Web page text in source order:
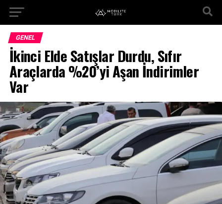
GENEL
İkinci Elde Satışlar Durdu, Sıfır
Araçlarda %20’yi Aşan İndirimler
Var